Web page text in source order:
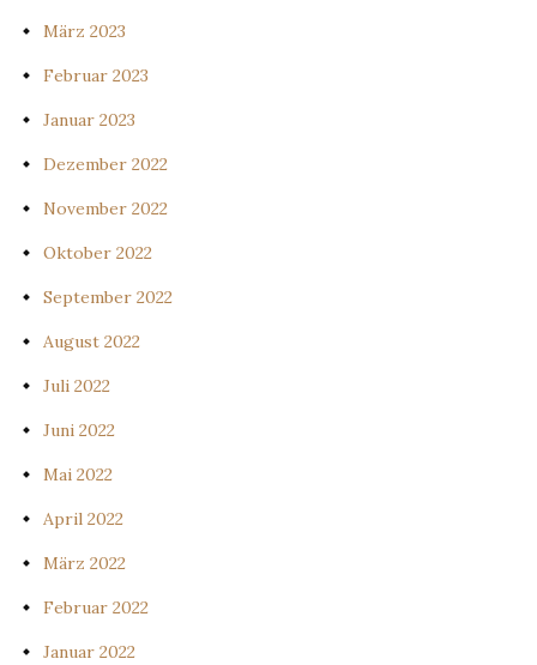
März 2023
Februar 2023
Januar 2023
Dezember 2022
November 2022
Oktober 2022
September 2022
August 2022
Juli 2022
Juni 2022
Mai 2022
April 2022
März 2022
Februar 2022
Januar 2022